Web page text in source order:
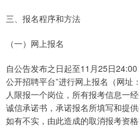
三、报名程序和方法
（一）网上报名
自公告发布之日起至11月25日
公开招聘平台”进行网上报名（网
人限报一个岗位，所有报考信息一
诚信承诺书，承诺报名所填写和提
如有不实，由此造成的取消报考资格